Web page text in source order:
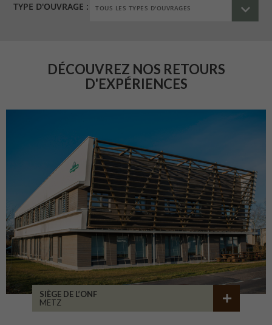
TYPE D'OUVRAGE :
DÉCOUVREZ NOS RETOURS
D'EXPÉRIENCES
SIÈGE DE L’ONF
METZ